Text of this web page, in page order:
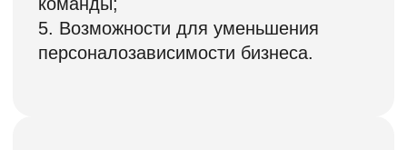
тело без должного опорно-
двигательного аппарата и
мышц. Возможно, вы себе
обещаете заняться «как-нибудь